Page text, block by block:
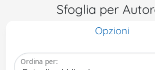
Sfoglia per
Opzioni
Ordina per: